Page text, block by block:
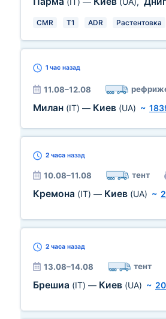
CMR T1 ADR Растентовка
1 час назад
11.08–12.08
Милан (IT) — Киев (UA) ~
2 часа назад
10.08–11.08 тент
Кремона (IT) — Киев (UA) ~
2 часа назад
13.08–14.08 тент
Брешиа (IT) — Киев (UA) ~